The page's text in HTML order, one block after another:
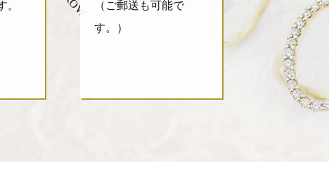
。
（ご郵送も可能で
す。）